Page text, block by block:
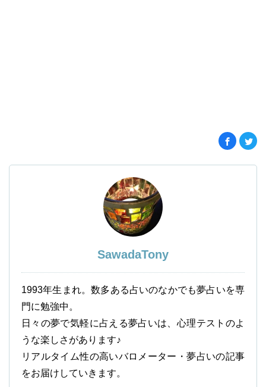
SawadaTony
1993年生まれ。数多ある占いのなかでも夢占いを専
門に勉強中。
日々の夢で気軽に占える夢占いは、心理テストのよ
うな楽しさがあります♪
リアルタイム性の高いバロメーター・夢占いの記事
をお届けしていきます。